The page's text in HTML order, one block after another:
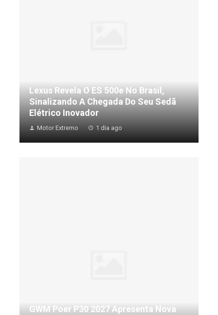
Lexus Revela O ES 500e No Brasil,
Sinalizando A Chegada Do Seu Sedã
Elétrico Inovador
Motor Extremo 1 dia ago
GWM Poer P30 2027 Apresenta Nova